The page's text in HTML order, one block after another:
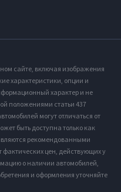
сайте, включая изображения
характеристики, опции и
характер и не
положениями статьи 437
могут отличаться от
быть доступна только как
рекомендованными
фактических цен, действующих у
о наличии автомобилей,
и оформления уточняйте